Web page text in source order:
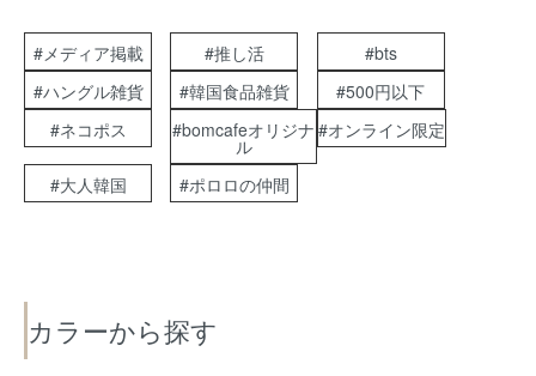
#メディア掲載 #推し活
#bts
#ハングル雑貨
#韓国食品雑貨
#500円以下
#ネコポス
#bomcafeオリジナ
ル
#オンライン限定
#大人韓国 #ポロロの仲間
カラーから探す